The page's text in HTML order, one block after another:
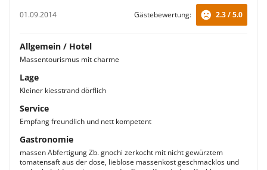
01.09.2014
Gästebewertung: 2.3 / 5.0
Allgemein / Hotel
Massentourismus mit charme
Lage
Kleiner kiesstrand dörflich
Service
Empfang freundlich und nett kompetent
Gastronomie
massen Abfertigung Zb. gnochi zerkocht mit nicht gewürztem
tomatensaft aus der dose, lieblose massenkost geschmacklos und